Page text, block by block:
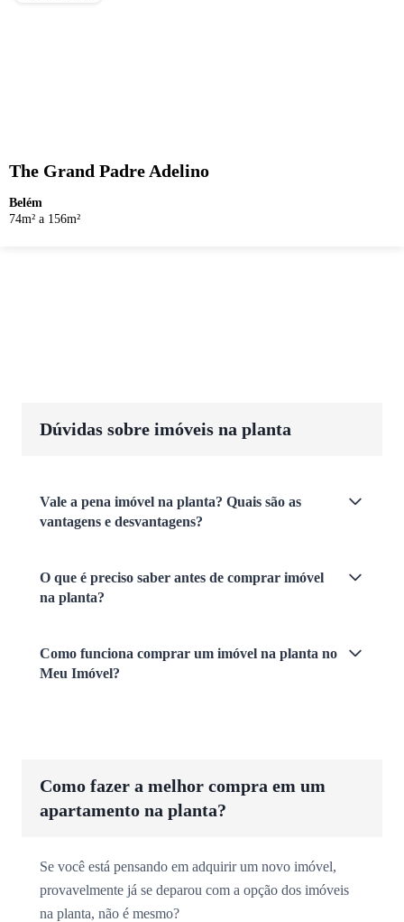
The Grand Padre Adelino
Belém
74m² a 156m²
Dúvidas sobre imóveis na planta
Vale a pena imóvel na planta? Quais são as
vantagens e desvantagens?
O que é preciso saber antes de comprar imóvel
na planta?
Como funciona comprar um imóvel na planta no
Meu Imóvel?
Como fazer a melhor compra em um
apartamento na planta?
Se você está pensando em adquirir um novo imóvel,
provavelmente já se deparou com a opção dos imóveis
na planta, não é mesmo?